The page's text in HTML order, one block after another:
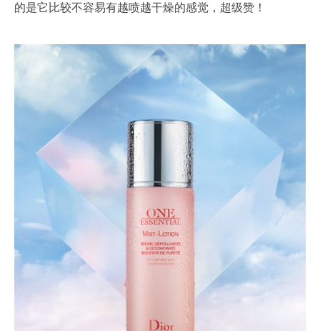
的是它比较不容易有越喷越干燥的感觉，超级赞！